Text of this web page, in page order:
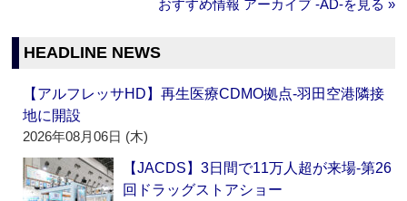
おすすめ情報 アーカイブ ‐AD‐を見る »
HEADLINE NEWS
【アルフレッサHD】再生医療CDMO拠点‐羽田空港隣接
地に開設
2026年08月06日 (木)
【JACDS】3日間で11万人超が来場‐第26
回ドラッグストアショー